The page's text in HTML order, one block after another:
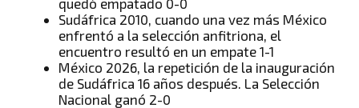
Sudáfrica 2010, cuando una vez más México
enfrentó a la selección anfitriona, el
encuentro resultó en un empate 1-1
México 2026, la repetición de la inauguración
de Sudáfrica 16 años después. La Selección
Nacional ganó 2-0